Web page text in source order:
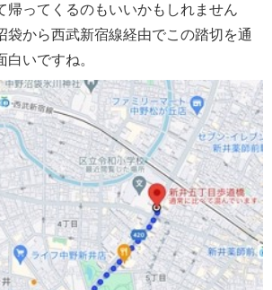
帰ってくるのもいいかもしれません
袋から西武新宿線経由でこの踏切を通
白いですね。